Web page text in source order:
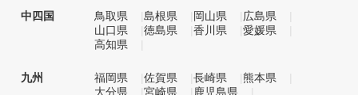
中四国 鳥取県 島根県 岡山県
広島県
山口県
徳島県 香川県
愛媛県
高知県
九州 福岡県 佐賀県 長崎県
熊本県
大分県
宮崎県 鹿児島県